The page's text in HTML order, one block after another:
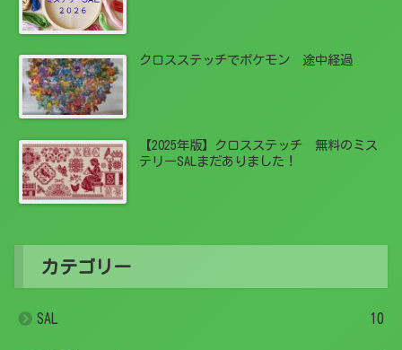
クロスステッチでポケモン 途中経過
【2025年版】クロスステッチ 無料のミス
テリーSALまだありました！
カテゴリー
SAL 10